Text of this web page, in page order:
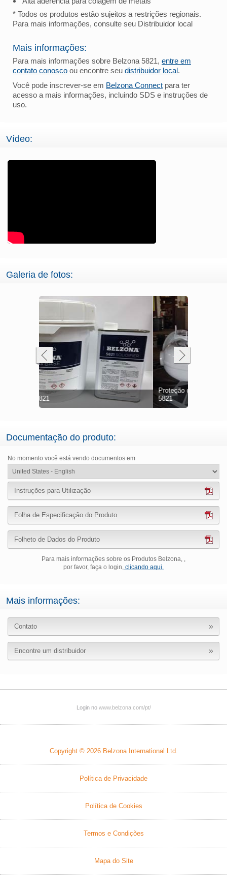
* Todos os produtos estão sujeitos a restrições regionais.
Para mais informações, consulte seu Distribuidor local
Mais informações:
Para mais informações sobre Belzona 5821, entre em
contato conosco ou encontre seu distribuidor local.
Você pode inscrever-se em Belzona Connect para ter
acesso a mais informações, incluindo SDS e instruções de
uso.
Vídeo:
Galeria de fotos:
Proteção da bomba submersível com Belzona
5821
Documentação do produto:
No momento você está vendo documentos em
Instruções para Utilização
Folha de Especificação do Produto
Folheto de Dados do Produto
Para mais informações sobre os Produtos Belzona, ,
por favor, faça o login, clicando aqui.
Mais informações:
Contato
Encontre um distribuidor
Login no www.belzona.com/pt/
Copyright © 2026 Belzona International Ltd.
Política de Privacidade
Política de Cookies
Termos e Condições
Mapa do Site